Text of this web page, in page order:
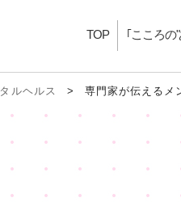
TOP ｢こころの
ルヘルス > 専門家が伝えるメ